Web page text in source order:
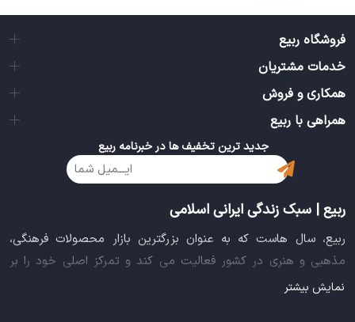
فروشگاه ربیع
خدمات مشتریان
همکاری و فروش
همراهی با ربیع
جدید ترین تخفیف ها در خبرنامه ربیع
ربیع | سبک زندگی ایرانی اسلامی
ربیع، سال هاست که به عنوان بزرگترین بازار محصولات فرهنگی،
مذهبی و هنری در کشور فعالیت می کند و تمرکز اصلی خود را بر
سبک زندگی ایرانی اسلامی قرار داده است. این بازار مجموعه کاملی از
نمایش بیشتر